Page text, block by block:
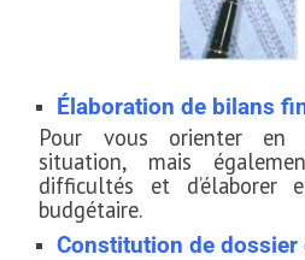
Élaboration de bilans
Pour vous orienter
situation, mais
difficultés et d’élaborer
budgétaire.
Constitution de dossier